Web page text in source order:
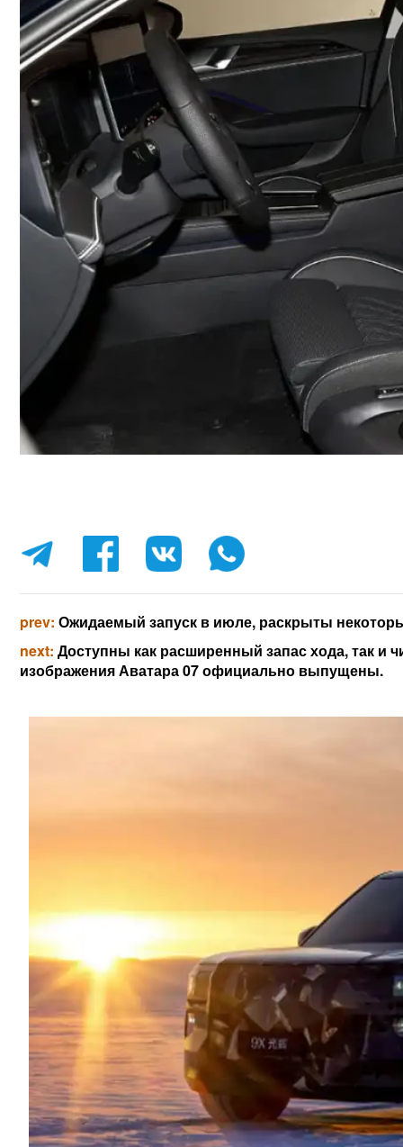
prev:Ожидаемый запуск в июле, раскрыты
next:Доступны как расширенный запас хода, так и
изображения Аватара 07 официально выпущены.